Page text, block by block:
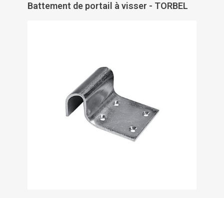
Battement de portail à visser - TORBEL